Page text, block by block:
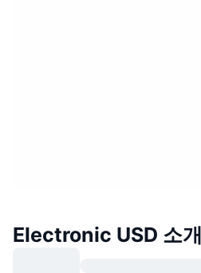
Electronic USD 소개